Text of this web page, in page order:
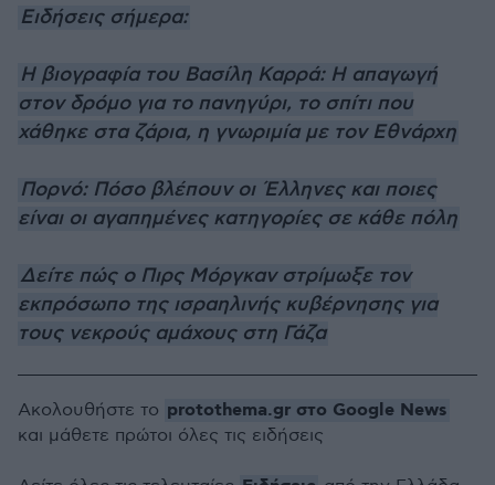
Ειδήσεις σήμερα:
Η βιογραφία του Βασίλη Καρρά: Η απαγωγή
στον δρόμο για το πανηγύρι, το σπίτι που
χάθηκε στα ζάρια, η γνωριμία με τον Εθνάρχη
Πορνό: Πόσο βλέπουν οι Έλληνες και ποιες
είναι οι αγαπημένες κατηγορίες σε κάθε πόλη
Δείτε πώς ο Πιρς Μόργκαν στρίμωξε τον
εκπρόσωπο της ισραηλινής κυβέρνησης για
τους νεκρούς αμάχους στη Γάζα
Ακολουθήστε το protothema.gr στο Google News
και μάθετε πρώτοι όλες τις ειδήσεις